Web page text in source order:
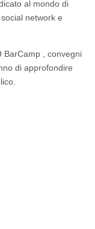
al mondo di
network e
BarCamp , convegni
di approfondire